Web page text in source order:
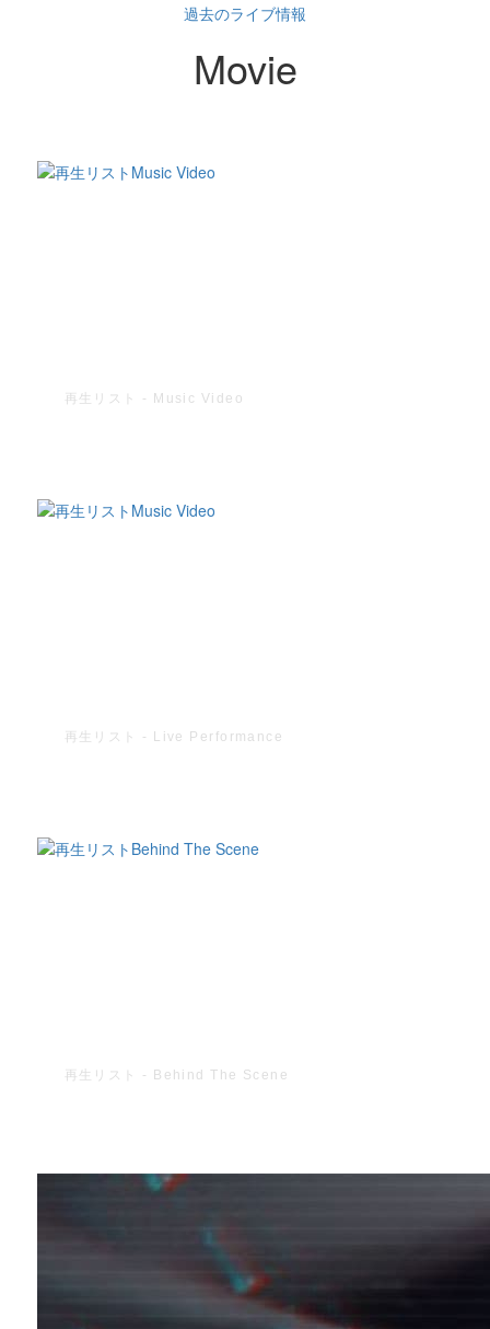
過去のライブ情報
Movie
再生リスト - Music Video
再生リスト - Live Performance
再生リスト - Behind The Scene